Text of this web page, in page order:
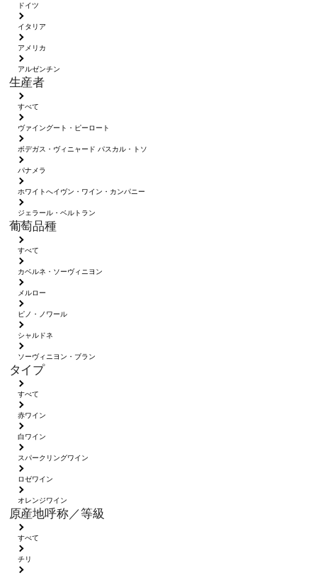
ドイツ
イタリア
アメリカ
アルゼンチン
生産者
すべて
ヴァイングート・ピーロート
ボデガス・ヴィニャード パスカル・トソ
パナメラ
ホワイトへイヴン・ワイン・カンパニー
ジェラール・ベルトラン
葡萄品種
すべて
カベルネ・ソーヴィニヨン
メルロー
ピノ・ノワール
シャルドネ
ソーヴィニヨン・ブラン
タイプ
すべて
赤ワイン
白ワイン
スパークリングワイン
ロゼワイン
オレンジワイン
原産地呼称／等級
すべて
チリ